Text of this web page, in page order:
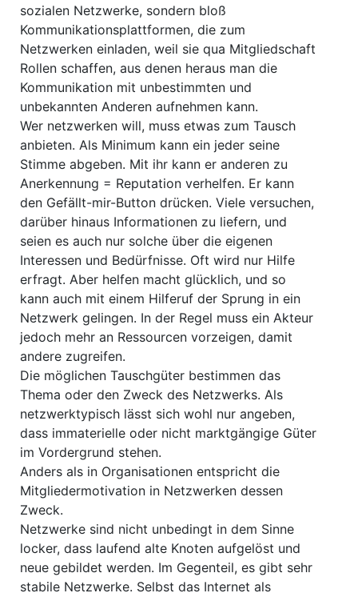
sozialen Netzwerke, sondern bloß
Kommunikationsplattformen, die zum
Netzwerken einladen, weil sie qua Mitgliedschaft
Rollen schaffen, aus denen heraus man die
Kommunikation mit unbestimmten und
unbekannten Anderen aufnehmen kann.
Wer netzwerken will, muss etwas zum Tausch
anbieten. Als Minimum kann ein jeder seine
Stimme abgeben. Mit ihr kann er anderen zu
Anerkennung = Reputation verhelfen. Er kann
den Gefällt-mir-Button drücken. Viele versuchen,
darüber hinaus Informationen zu liefern, und
seien es auch nur solche über die eigenen
Interessen und Bedürfnisse. Oft wird nur Hilfe
erfragt. Aber helfen macht glücklich, und so
kann auch mit einem Hilferuf der Sprung in ein
Netzwerk gelingen. In der Regel muss ein Akteur
jedoch mehr an Ressourcen vorzeigen, damit
andere zugreifen.
Die möglichen Tauschgüter bestimmen das
Thema oder den Zweck des Netzwerks. Als
netzwerktypisch lässt sich wohl nur angeben,
dass immaterielle oder nicht marktgängige Güter
im Vordergrund stehen.
Anders als in Organisationen entspricht die
Mitgliedermotivation in Netzwerken dessen
Zweck.
Netzwerke sind nicht unbedingt in dem Sinne
locker, dass laufend alte Knoten aufgelöst und
neue gebildet werden. Im Gegenteil, es gibt sehr
stabile Netzwerke. Selbst das Internet als